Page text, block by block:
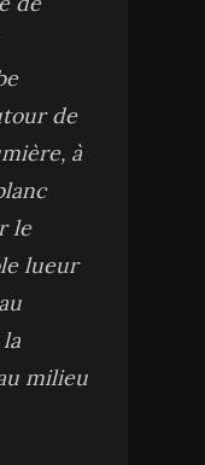
de
à
le
lueur
milieu